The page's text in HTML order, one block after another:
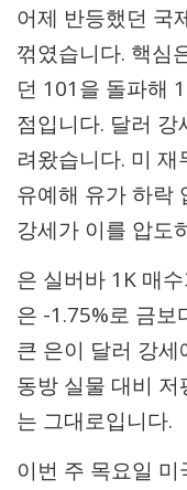
어제 반등했던 국
꺾였습니다. 핵심
던 101을 돌파해
점입니다. 달러
려왔습니다. 미
유예해 유가 하락
강세가 이를 압도
은 실버바 1K 매
은 -1.75%로 금보
큰 은이 달러 강
동방 실물 대비
는 그대로입니다.
이번 주 목요일